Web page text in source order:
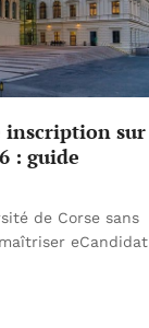
inscription sur
: guide
de Corse sans
eCandidat